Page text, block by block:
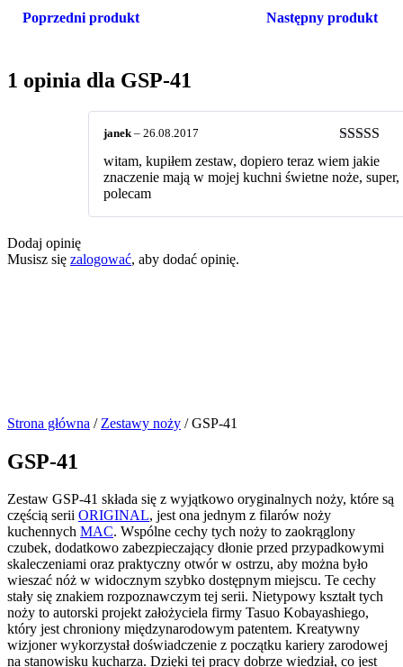
Poprzedni produkt Następny produkt
1 opinia dla GSP-41
Oceniono
na 5
janek– 26.08.2017
witam, kupiłem zestaw, dopiero teraz wiem jakie
znaczenie mają w mojej kuchni świetne noże, super,
polecam
Dodaj opinię
Musisz się zalogować, aby dodać opinię.
Strona główna / Zestawy noży / GSP-41
GSP-41
Zestaw GSP-41 składa się z wyjątkowo oryginalnych noży, które są
częścią serii ORIGINAL, jest ona jednym z filarów noży
kuchennych MAC. Wspólne cechy tych noży to zaokrąglony
czubek, dodatkowo zabezpieczający dłonie przed przypadkowymi
skaleczeniami oraz praktyczny otwór w ostrzu, aby można było
wieszać nóż w widocznym szybko dostępnym miejscu. Te cechy
stały się znakiem rozpoznawczym tej serii. Nietypowy kształt tych
noży to autorski projekt założyciela firmy Tasuo Kobayashiego,
który jest chroniony międzynarodowym patentem. Kreatywny
wizjoner wykorzystał doświadczenie z początku kariery zarodowej
na stanowisku kucharza. Dzięki tej pracy dobrze wiedział, co jest